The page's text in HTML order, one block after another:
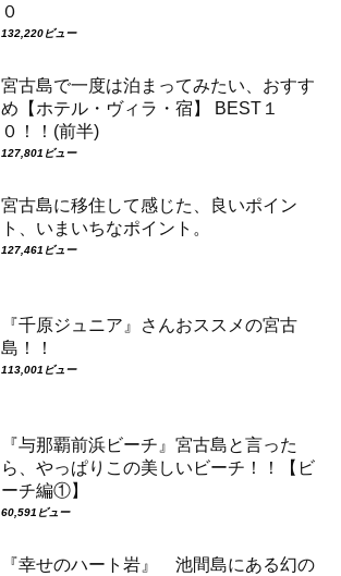
０
132,220ビュー
宮古島で一度は泊まってみたい、おすす
め【ホテル・ヴィラ・宿】 BEST１
０！！(前半)
127,801ビュー
宮古島に移住して感じた、良いポイン
ト、いまいちなポイント。
127,461ビュー
『千原ジュニア』さんおススメの宮古
島！！
113,001ビュー
『与那覇前浜ビーチ』宮古島と言った
ら、やっぱりこの美しいビーチ！！【ビ
ーチ編①】
60,591ビュー
『幸せのハート岩』 池間島にある幻の